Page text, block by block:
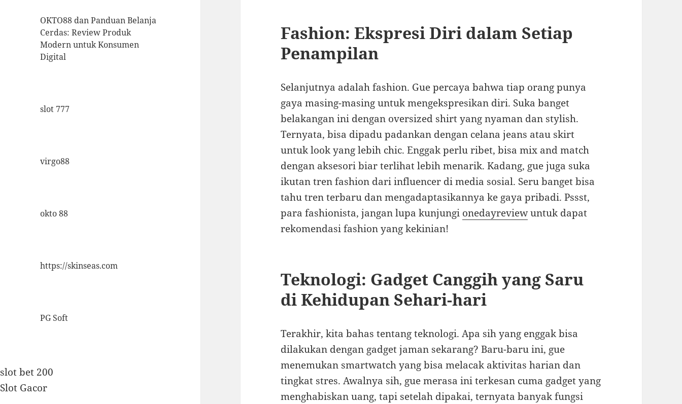
OKTO88 dan Panduan Belanja
Cerdas: Review Produk
Modern untuk Konsumen
Digital
slot 777
virgo88
okto 88
https://skinseas.com
PG Soft
slot bet 200
Slot Gacor
Fashion: Ekspresi Diri dalam Setiap
Penampilan
Selanjutnya adalah fashion. Gue percaya bahwa tiap orang punya
gaya masing-masing untuk mengekspresikan diri. Suka banget
belakangan ini dengan oversized shirt yang nyaman dan stylish.
Ternyata, bisa dipadu padankan dengan celana jeans atau skirt
untuk look yang lebih chic. Enggak perlu ribet, bisa mix and match
dengan aksesori biar terlihat lebih menarik. Kadang, gue juga suka
ikutan tren fashion dari influencer di media sosial. Seru banget bisa
tahu tren terbaru dan mengadaptasikannya ke gaya pribadi. Pssst,
para fashionista, jangan lupa kunjungi onedayreviewuntuk dapat
rekomendasi fashion yang kekinian!
Teknologi: Gadget Canggih yang Saru
di Kehidupan Sehari-hari
Terakhir, kita bahas tentang teknologi. Apa sih yang enggak bisa
dilakukan dengan gadget jaman sekarang? Baru-baru ini, gue
menemukan smartwatch yang bisa melacak aktivitas harian dan
tingkat stres. Awalnya sih, gue merasa ini terkesan cuma gadget yang
menghabiskan uang, tapi setelah dipakai, ternyata banyak fungsi